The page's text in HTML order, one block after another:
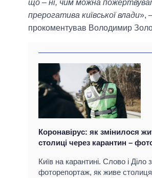
що – ні, чим можна
прерогатива київської влади»,
прокоментував Володимир
Коронавірус: як змінилося
столиці через карантин –
Київ на карантині. Слово і Діло
фоторепортаж, як живе